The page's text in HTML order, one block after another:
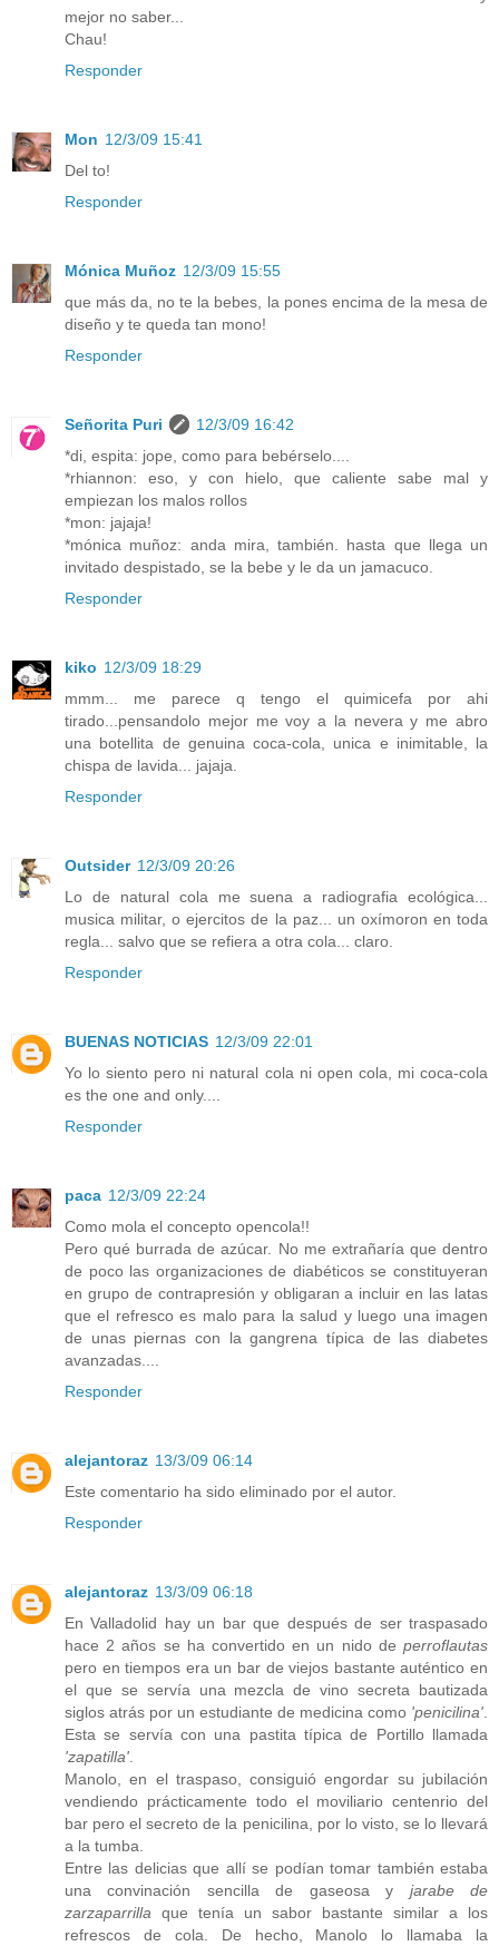
mejor no saber...
Chau!
Responder
Mon 12/3/09 15:41
Del to!
Responder
Mónica Muñoz 12/3/09 15:55
que más da, no te la bebes, la pones encima de la mesa de
diseño y te queda tan mono!
Responder
Señorita Puri
12/3/09 16:42
*di, espita: jope, como para bebérselo....
*rhiannon: eso, y con hielo, que caliente sabe mal y
empiezan los malos rollos
*mon: jajaja!
*mónica muñoz: anda mira, también. hasta que llega un
invitado despistado, se la bebe y le da un jamacuco.
Responder
kiko 12/3/09 18:29
mmm... me parece q tengo el quimicefa por ahi
tirado...pensandolo mejor me voy a la nevera y me abro
una botellita de genuina coca-cola, unica e inimitable, la
chispa de lavida... jajaja.
Responder
Outsider 12/3/09 20:26
Lo de natural cola me suena a radiografia ecológica...
musica militar, o ejercitos de la paz... un oxímoron en toda
regla... salvo que se refiera a otra cola... claro.
Responder
BUENAS NOTICIAS 12/3/09 22:01
Yo lo siento pero ni natural cola ni open cola, mi coca-cola
es the one and only....
Responder
paca 12/3/09 22:24
Como mola el concepto opencola!!
Pero qué burrada de azúcar. No me extrañaría que dentro
de poco las organizaciones de diabéticos se constituyeran
en grupo de contrapresión y obligaran a incluir en las latas
que el refresco es malo para la salud y luego una imagen
de unas piernas con la gangrena típica de las diabetes
avanzadas....
Responder
alejantoraz 13/3/09 06:14
Este comentario ha sido eliminado por el autor.
Responder
alejantoraz 13/3/09 06:18
En Valladolid hay un bar que después de ser traspasado
hace 2 años se ha convertido en un nido de perroflautas
pero en tiempos era un bar de viejos bastante auténtico en
el que se servía una mezcla de vino secreta bautizada
siglos atrás por un estudiante de medicina como 'penicilina'
Esta se servía con una pastita típica de Portillo llamada
'zapatilla'
Manolo, en el traspaso, consiguió engordar su jubilación
vendiendo prácticamente todo el moviliario centenrio del
bar pero el secreto de la penicilina, por lo visto, se lo llevará
a la tumba.
Entre las delicias que allí se podían tomar también estaba
una convinación sencilla de gaseosa y jarabe de
zarzaparrilla que tenía un sabor bastante similar a los
refrescos de cola. De hecho, Manolo lo llamaba la